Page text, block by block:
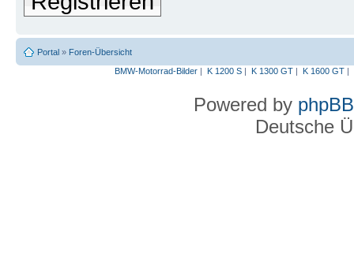
Portal » Foren-Übersicht
BMW-Motorrad-Bilder| K 1200 S| K 1300 GT| K 1600 GT|
Powered by phpBB
Deutsche